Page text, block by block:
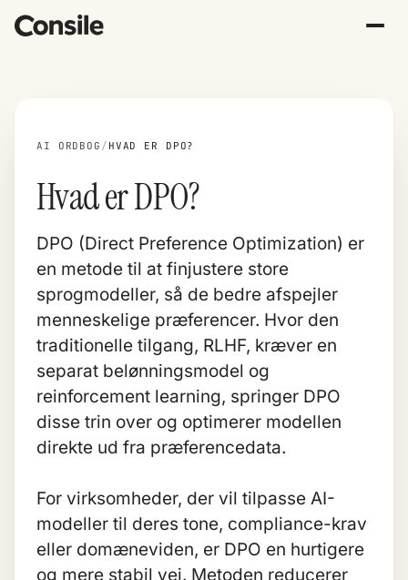
AI ORDBOG / HVAD ER DPO?
Hvad er DPO?
DPO (Direct Preference Optimization) er
en metode til at finjustere store
sprogmodeller, så de bedre afspejler
menneskelige præferencer. Hvor den
traditionelle tilgang, RLHF, kræver en
separat belønningsmodel og
reinforcement learning, springer DPO
disse trin over og optimerer modellen
direkte ud fra præferencedata.
For virksomheder, der vil tilpasse AI-
modeller til deres tone, compliance-krav
eller domæneviden, er DPO en hurtigere
og mere stabil vej. Metoden reducerer